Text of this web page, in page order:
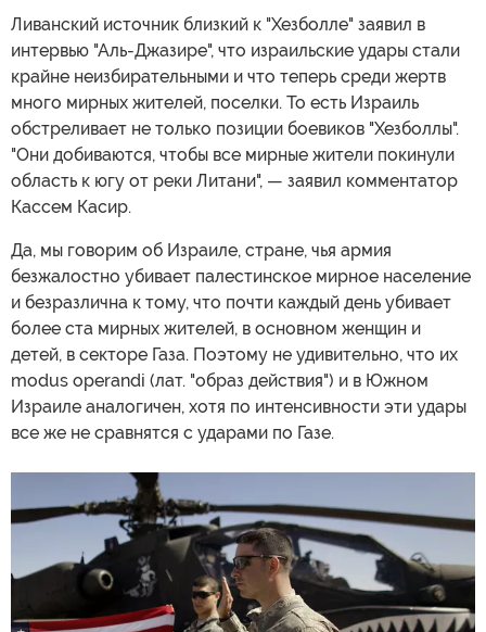
Ливанский источник близкий к "Хезболле" заявил в
интервью "Аль-Джазире", что израильские удары стали
крайне неизбирательными и что теперь среди жертв
много мирных жителей, поселки. То есть Израиль
обстреливает не только позиции боевиков "Хезболлы".
"Они добиваются, чтобы все мирные жители покинули
область к югу от реки Литани", — заявил комментатор
Кассем Касир.
Да, мы говорим об Израиле, стране, чья армия
безжалостно убивает палестинское мирное население
и безразлична к тому, что почти каждый день убивает
более ста мирных жителей, в основном женщин и
детей, в секторе Газа. Поэтому не удивительно, что их
modus operandi (лат. "образ действия") и в Южном
Израиле аналогичен, хотя по интенсивности эти удары
все же не сравнятся с ударами по Газе.